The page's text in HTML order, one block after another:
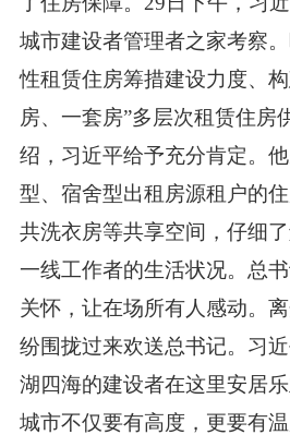
城市建设者管理者之家考察
性租赁住房筹措建设力度、
房、一套房”多层次租赁住房
绍，习近平给予充分肯定。
型、宿舍型出租房源租户的
共洗衣房等共享空间，仔细
一线工作者的生活状况。总
关怀，让在场所有人感动。
纷围拢过来欢送总书记。习
湖四海的建设者在这里安居乐
城市不仅要有高度，更要有